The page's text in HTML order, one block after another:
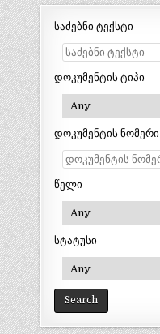
საძებნი ტექსტი
დოკუმენტის ტიპი
დოკუმენტის ნომერი
წელი
სტატუსი